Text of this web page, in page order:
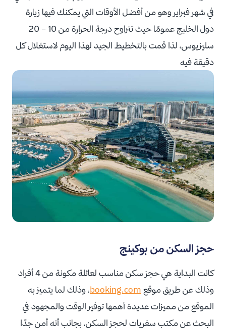
في شهر فبراير وهو من أفضل الأوقات التي يمكنك فيها زيارة
دول الخليج عمومًا حيث تتراوح درجة الحرارة من 10 – 20
سليزيوس، لذا قمت بالتخطيط الجيد لهذا اليوم لاستغلال كل
دقيقة فيه
حجز السكن من بوكينج
كانت البداية هي حجز سكن مناسب لعائلة مكونة من 4 أفراد
وذلك عن طريق موقع booking.com، وذلك لما يتميز به
الموقع من مميزات عديدة أهمها توفير الوقت والمجهود في
البحث عن مكتب سفريات لحجز السكن، بجانب أنه أمن جدًا